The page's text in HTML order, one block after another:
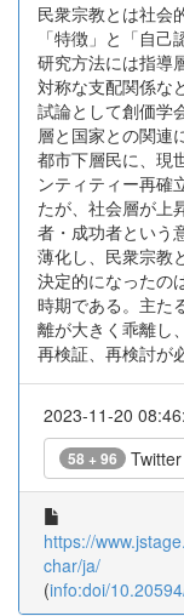
民衆宗教とは社会
「特徴」と「自
研究方法には指導
対称な支配関係な
試論として創価学
層と国家との関連
都市下層民に、現
ンティティー再確
たが、社会層が上
者・成功者という
薄化し、民衆宗教
決定的になったの
時期である。主た
離が大きく乖離し
再検証、再検討が
2023-11-20
58 + 96 Twitter
https://
char/ja/
(info:doi/